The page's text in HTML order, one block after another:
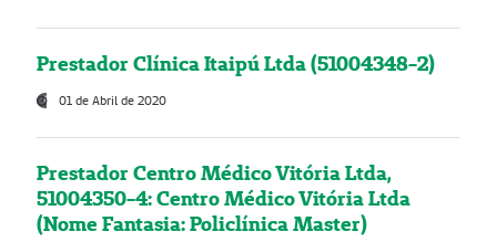
Prestador Clínica Itaipú Ltda (51004348-2)
01 de Abril de 2020
Prestador Centro Médico Vitória Ltda,
51004350-4: Centro Médico Vitória Ltda
(Nome Fantasia: Policlínica Master)